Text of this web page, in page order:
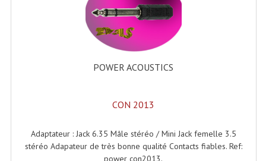
Egaliseur Egaliseurs
Enceintes Et Caissons Basses
Enceintes, Système Amplifiés
Enceintes Passives Sono
Retours De Scène
POWER ACOUSTICS
CON 2013
Adaptateur : Jack 6.35 Mâle stéréo / Mini Jack femelle 3.5
stéréo Adapateur de très bonne qualité Contacts fiables. Ref:
power con2013.